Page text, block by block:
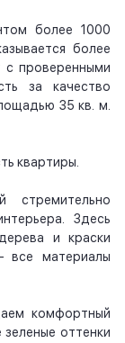
более 1000
более
с проверенными
за качество
35 кв. м.
квартиры.
Здесь
и краски
все материалы
комфортный
оттенки